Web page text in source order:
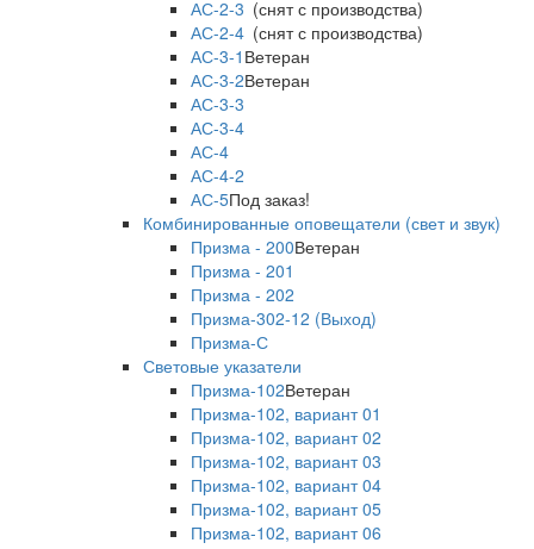
АС-2-3 (снят с производства)
АС-2-4 (снят с производства)
АС-3-1 Ветеран
АС-3-2Ветеран
АС-3-3
АС-3-4
АС-4
АС-4-2
АС-5Под заказ!
Комбинированные оповещатели (свет и звук)
Призма - 200Ветеран
Призма - 201
Призма - 202
Призма-302-12 (Выход)
Призма-С
Световые указатели
Призма-102Ветеран
Призма-102, вариант 01
Призма-102, вариант 02
Призма-102, вариант 03
Призма-102, вариант 04
Призма-102, вариант 05
Призма-102, вариант 06